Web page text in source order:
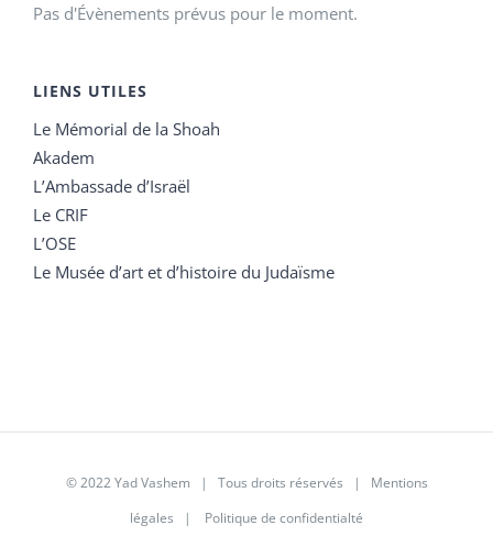
Pas d'Évènements prévus pour le moment.
LIENS UTILES
Le Mémorial de la Shoah
Akadem
L’Ambassade d’Israël
Le CRIF
L’OSE
Le Musée d’art et d’histoire du Judaïsme
© 2022 Yad Vashem | Tous droits réservés | Mentions
légales | Politique de confidentialté